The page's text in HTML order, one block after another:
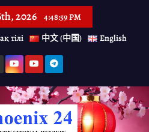
2026
4:49:00 PM
тілі 中文 (中国) English